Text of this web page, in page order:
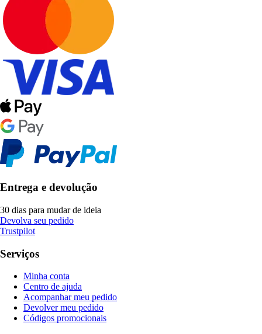
Entrega e devolução
30 dias para mudar de ideia
Devolva seu pedido
Trustpilot
Serviços
Minha conta
Centro de ajuda
Acompanhar meu pedido
Devolver meu pedido
Códigos promocionais